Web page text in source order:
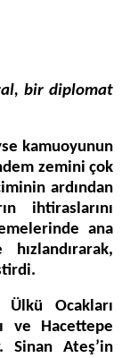
bir diplomat
kamuoyunun
zemini çok
ardından
ihtiraslarını
ana
Ocakları
ve Hacettepe
Sinan Ateş’in